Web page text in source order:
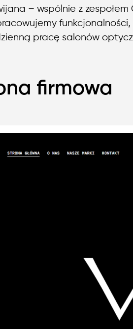
– wspólnie z
funkcjonalności,
pracę salonów
firmowa